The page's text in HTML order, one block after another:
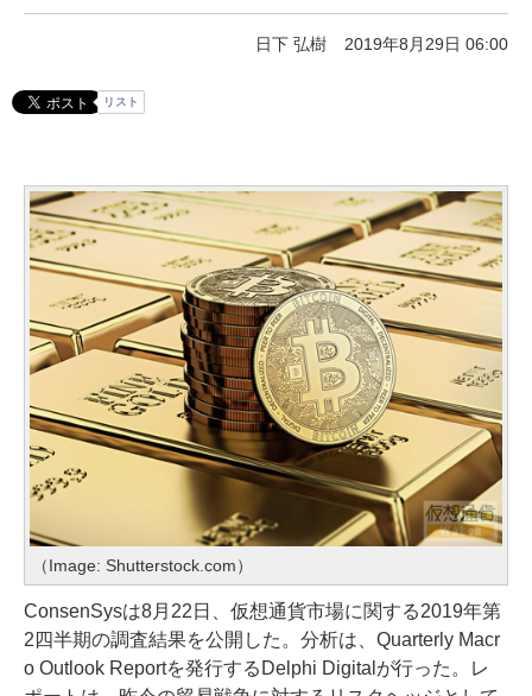
日下 弘樹 2019年8月29日 06:00
リスト
（Image: Shutterstock.com）
ConsenSysは8月22日、仮想通貨市場に関する2019年第
2四半期の調査結果を公開した。分析は、Quarterly Macr
o Outlook Reportを発行するDelphi Digitalが行った。レ